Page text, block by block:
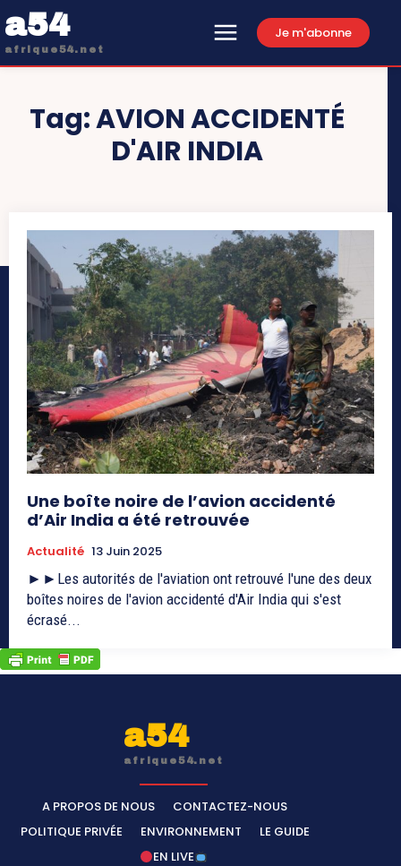
a54
afrique54.net
Je m'abonne
Tag:AVION ACCIDENTÉ
D'AIR INDIA
Une boîte noire de l’avion accidenté
d’Air India a été retrouvée
Actualité 13 Juin 2025
►►Les autorités de l'aviation ont retrouvé l'une des deux
boîtes noires de l'avion accidenté d'Air India qui s'est
écrasé...
a54
afrique54.net
A PROPOS DE NOUS
CONTACTEZ-NOUS
POLITIQUE PRIVÉE
ENVIRONNEMENT
LE GUIDE
EN LIVE